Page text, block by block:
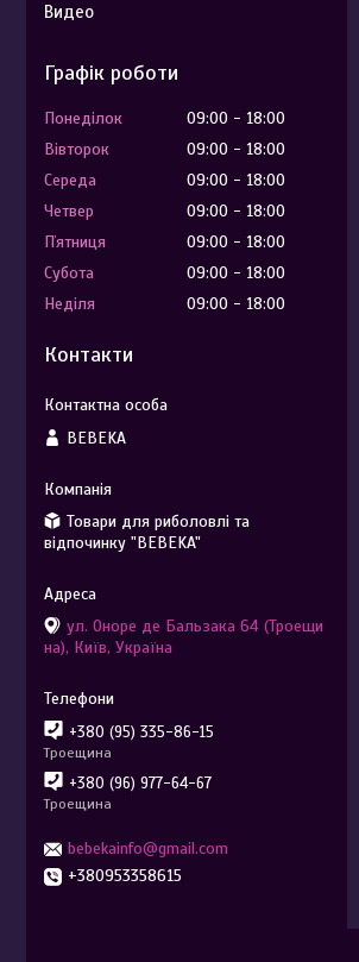
Видео
Графік роботи
Понеділок 09:00
18:00
Вівторок
09:00
18:00
Середа
09:00
18:00
Четвер
09:00
18:00
Пʼятниця
09:00
18:00
Субота
09:00
18:00
Неділя
09:00 18:00
Контакти
BEBEKA
Товари для риболовлі та
відпочинку "BEBEKA"
ул. Оноре де Бальзака 64 (Троещи
на), Київ, Україна
+380 (95) 335-86-15
Троещина
+380 (96) 977-64-67
Троещина
bebekainfo@gmail.com
+380953358615